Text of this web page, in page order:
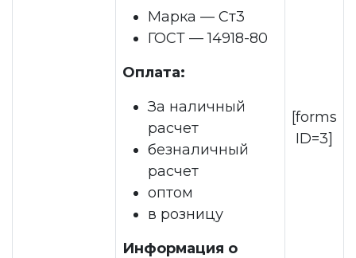
Марка — Ст3
ГОСТ — 14918-80
Оплата:
За наличный
расчет
безналичный
расчет
оптом
в розницу
Информация о
[forms
ID=3]